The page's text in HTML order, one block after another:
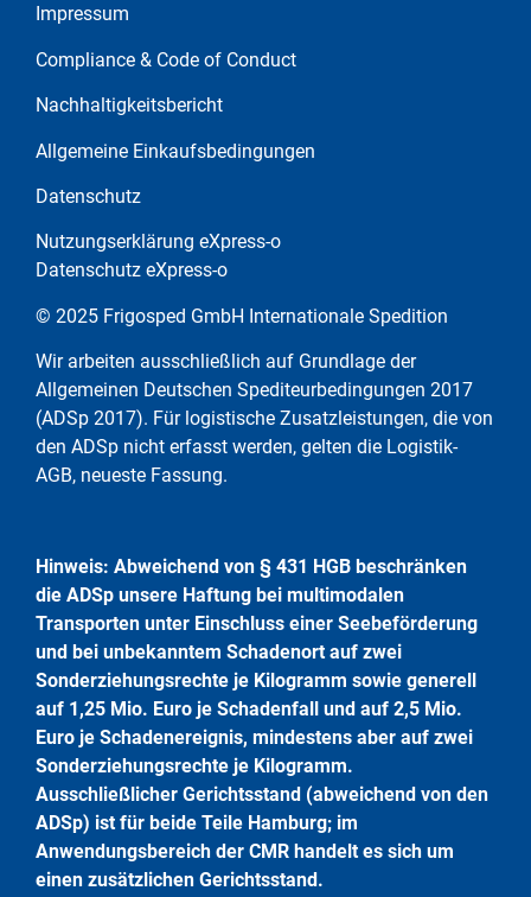
Impressum
Compliance & Code of Conduct
Nachhaltigkeitsbericht
Allgemeine Einkaufsbedingungen
Datenschutz
Nutzungserklärung eXpress-o
Datenschutz eXpress-o
© 2025 Frigosped GmbH Internationale Spedition
Wir arbeiten ausschließlich auf Grundlage der
Allgemeinen Deutschen Spediteurbedingungen 2017
(ADSp 2017). Für logistische Zusatzleistungen, die von
den ADSp nicht erfasst werden, gelten die Logistik-
AGB, neueste Fassung.
Hinweis: Abweichend von § 431 HGB beschränken
die ADSp unsere Haftung bei multimodalen
Transporten unter Einschluss einer Seebeförderung
und bei unbekanntem Schadenort auf zwei
Sonderziehungsrechte je Kilogramm sowie generell
auf 1,25 Mio. Euro je Schadenfall und auf 2,5 Mio.
Euro je Schadenereignis, mindestens aber auf zwei
Sonderziehungsrechte je Kilogramm.
Ausschließlicher Gerichtsstand (abweichend von den
ADSp) ist für beide Teile Hamburg; im
Anwendungsbereich der CMR handelt es sich um
einen zusätzlichen Gerichtsstand.